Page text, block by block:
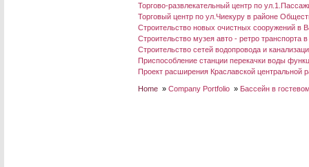
Торгово-развлекательный центр по
Торговый центр по ул.Чиекуру в районе
Строительство новых очистных сооружений в
Строительство музея авто - ретро транспорта
Строительство сетей водопровода и
Приспособление станции перекачки воды
Проект расширения Краславской центральной
Home » Company Portfolio » Бассейн в